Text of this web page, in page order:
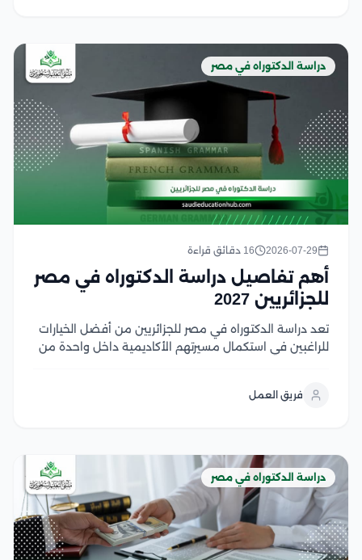
دراسة الدكتوراه في مصر
2026-07-29 16 دقائق قراءة
أهم تفاصيل دراسة الدكتوراه في مصر
للجزائريين 2027
تعد دراسة الدكتوراه في مصر للجزائريين من أفضل الخيارات
للراغبين في استكمال مسيرتهم الأكاديمية داخل واحدة من
متميز، وشهادات معترف بها في العديد من الدول،...
فريق العمل
دراسة الدكتوراه في مصر